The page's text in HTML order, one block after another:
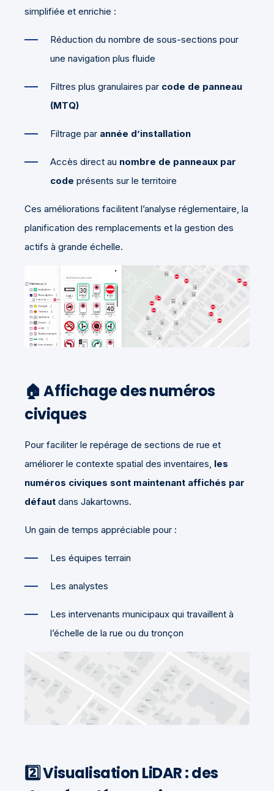
simplifiée et enrichie :
Réduction du nombre de sous-sections pour
une navigation plus fluide
Filtres plus granulaires par code de panneau
(MTQ)
Filtrage par année d’installation
Accès direct au nombre de panneaux par
code présents sur le territoire
Ces améliorations facilitent l’analyse réglementaire, la
planification des remplacements et la gestion des
actifs à grande échelle.
🏠 Affichage des numéros
civiques
Pour faciliter le repérage de sections de rue et
améliorer le contexte spatial des inventaires, les
numéros civiques sont maintenant affichés par
défaut dans Jakartowns.
Un gain de temps appréciable pour :
Les équipes terrain
Les analystes
Les intervenants municipaux qui travaillent à
l’échelle de la rue ou du tronçon
2️⃣ Visualisation LiDAR : des